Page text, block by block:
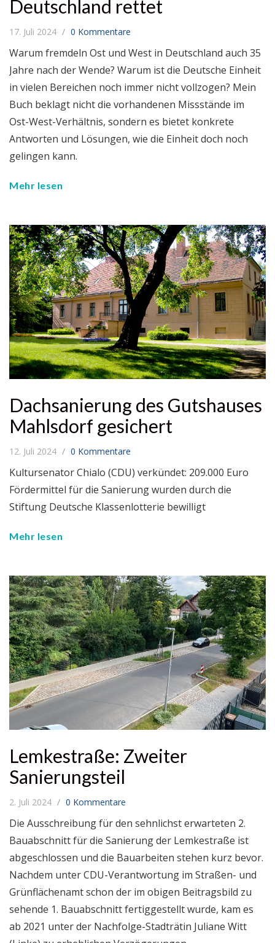
Deutschland rettet
17. Juli 2024 0 Kommentare
Warum fremdeln Ost und West in Deutschland auch 35
Jahre nach der Wende? Warum ist die Deutsche Einheit
in vielen Bereichen noch immer nicht vollzogen? Mein
Buch beklagt nicht die vorhandenen Missstände im
Ost-West-Verhältnis, sondern es bietet konkrete
Antworten und Lösungen, wie die Einheit doch noch
gelingen kann.
Mehr lesen
Dachsanierung des Gutshauses
Mahlsdorf gesichert
12. Juli 2024 0 Kommentare
Kultursenator Chialo (CDU) verkündet: 209.000 Euro
Fördermittel für die Sanierung wurden durch die
Stiftung Deutsche Klassenlotterie bewilligt
Mehr lesen
Lemkestraße: Zweiter
Sanierungsteil
2. Juli 2024 0 Kommentare
Die Ausschreibung für den sehnlichst erwarteten 2.
Bauabschnitt für die Sanierung der Lemkestraße ist
abgeschlossen und die Bauarbeiten stehen kurz bevor.
Nachdem unter CDU-Verantwortung im Straßen- und
Grünflächenamt schon der im obigen Beitragsbild zu
sehende 1. Bauabschnitt fertiggestellt wurde, kam es
ab 2021 unter der Nachfolge-Stadträtin Juliane Witt